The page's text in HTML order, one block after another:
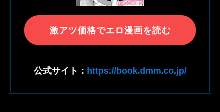
激アツ価格でエロ漫画を読む
公式サイト： https://book.dmm.co.jp/